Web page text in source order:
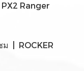
PX2 Ranger
ม
ROCKER